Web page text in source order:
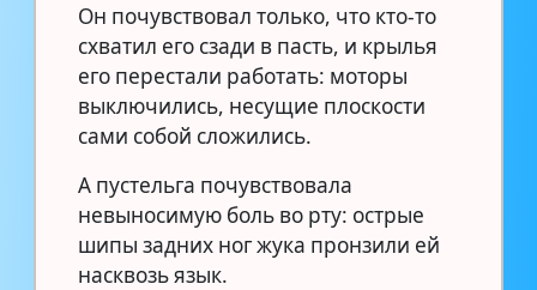
Он почувствовал только, что кто-то
схватил его сзади в пасть, и крылья
его перестали работать: моторы
выключились, несущие плоскости
сами собой сложились.
А пустельга почувствовала
невыносимую боль во рту: острые
шипы задних ног жука пронзили ей
насквозь язык.